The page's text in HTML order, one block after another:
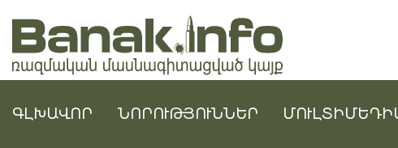
ԳԼԽԱՎՈՐ ՆՈՐՈՒԹՅՈՒՆՆԵՐ